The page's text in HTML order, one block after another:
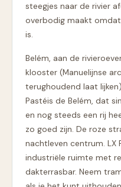
steegjes naar de rivier
overbodig maakt
is.
Belém, aan de
klooster (Manuelijnse
terughoudend laat
Pastéis de Belém, dat
en nog steeds een rij
zo goed zijn. De roze
nachtleven centrum. LX
industriële ruimte met
dakterrasbar. Neem